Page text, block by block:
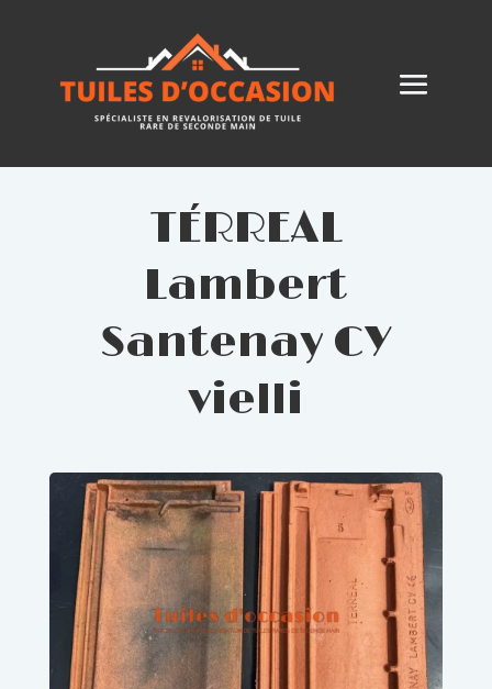
TÉRREAL
Lambert
Santenay CY
vielli